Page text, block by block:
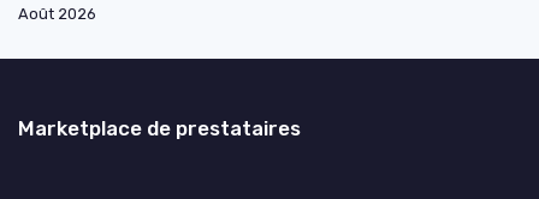
Août 2026
Marketplace de prestataires